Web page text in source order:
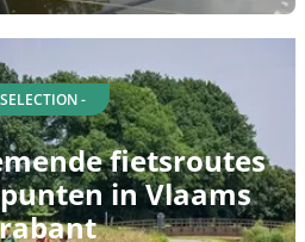
-
fietsroutes
in Vlaams